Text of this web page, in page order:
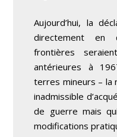
Aujourd’hui, la
directement en
frontières
antérieures à
terres mineurs – la
inadmissible
de guerre mais
modifications